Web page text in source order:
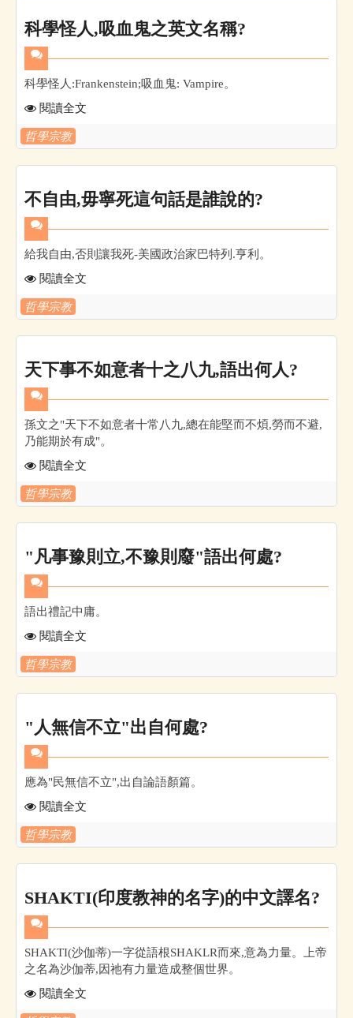
科學怪人,吸血鬼之英文名稱?
科學怪人:Frankenstein;吸血鬼: Vampire。
閱讀全文
哲學宗教
不自由,毋寧死這句話是誰說的?
給我自由,否則讓我死-美國政治家巴特列.亨利。
閱讀全文
哲學宗教
天下事不如意者十之八九,語出何人?
孫文之"天下不如意者十常八九,總在能堅而不煩,勞而不避,
乃能期於有成"。
閱讀全文
哲學宗教
"凡事豫則立,不豫則廢"語出何處?
語出禮記中庸。
閱讀全文
哲學宗教
"人無信不立"出自何處?
應為"民無信不立",出自論語顏篇。
閱讀全文
哲學宗教
SHAKTI(印度教神的名字)的中文譯名?
SHAKTI(沙伽蒂)一字從語根SHAKLR而來,意為力量。上帝
之名為沙伽蒂,因祂有力量造成整個世界。
閱讀全文